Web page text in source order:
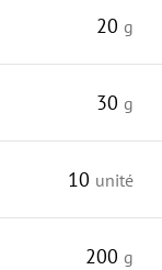
20 g
30 g
10 unité
200 g